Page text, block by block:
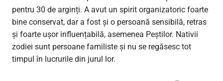
pentru 30 de arginți. A avut un spirit organizatoric foarte
bine conservat, dar a fost și o persoană sensibilă, retras
și foarte ușor influențabilă, asemenea Peștilor. Nativii
zodiei sunt persoane familiste și nu se regăsesc tot
timpul în lucrurile din jurul lor.